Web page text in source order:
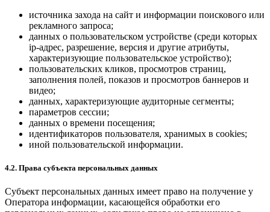
источника захода на сайт и информации поискового или
рекламного запроса;
данных о пользовательском устройстве (среди которых
ip-адрес, разрешение, версия и другие атрибуты,
характеризующие пользовательское устройство);
пользовательских кликов, просмотров страниц,
заполнения полей, показов и просмотров баннеров и
видео;
данных, характеризующие аудиторные сегменты;
параметров сессии;
данных о времени посещения;
идентификаторов пользователя, хранимых в cookies;
иной пользовательской информации.
4.2. Права субъекта персональных данных
Субъект персональных данных имеет право на получение у
Оператора информации, касающейся обработки его